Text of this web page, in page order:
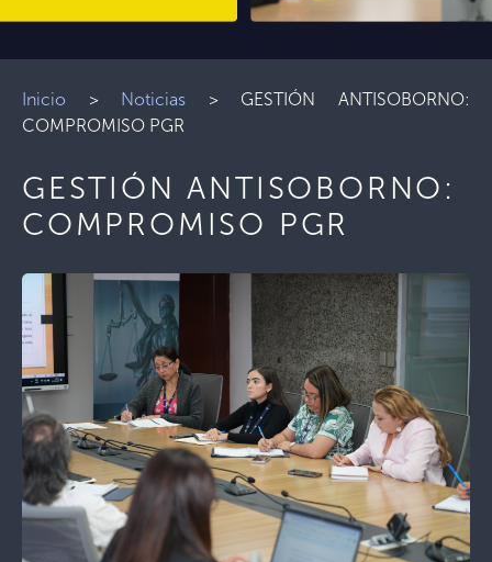
Inicio > Noticias > GESTIÓN ANTISOBORNO:
COMPROMISO PGR
GESTIÓN ANTISOBORNO:
COMPROMISO PGR